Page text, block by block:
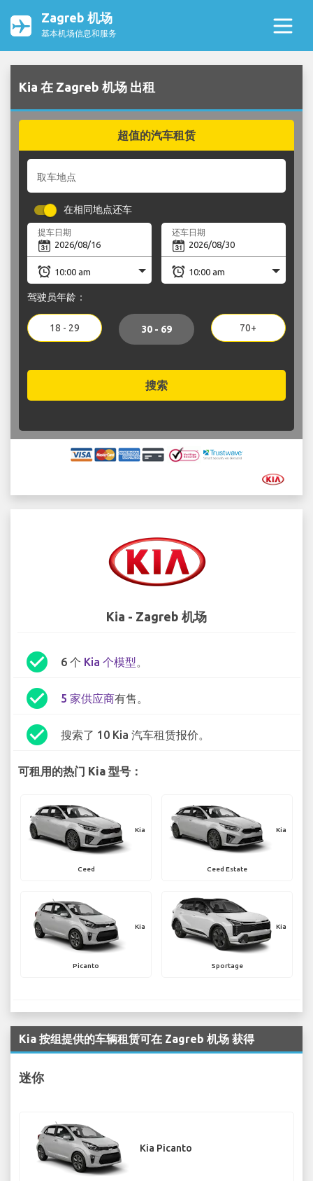
Zagreb 机场
基本机场信息和服务
Kia 在 Zagreb 机场 出租
超值的汽车租赁
取车地点
在相同地点还车
提车日期 还车日期
驾驶员年龄：
18 - 29 30 - 69 70+
搜索
Kia - Zagreb 机场
check_circle 6 个 Kia 个模型。
check_circle 5 家供应商有售。
check_circle 搜索了 10 Kia 汽车租赁报价。
可租用的热门 Kia 型号：
Kia
Ceed
Kia
Ceed Estate
Kia
Picanto
Kia
Sportage
Kia 按组提供的车辆租赁可在 Zagreb 机场 获得
迷你
Kia Picanto